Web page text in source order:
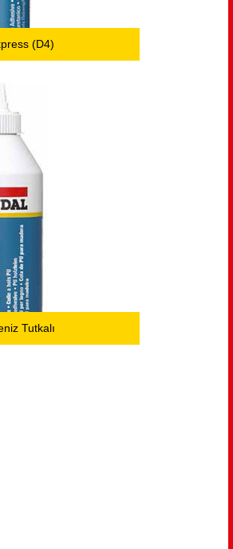
(D4)
Tutkalı